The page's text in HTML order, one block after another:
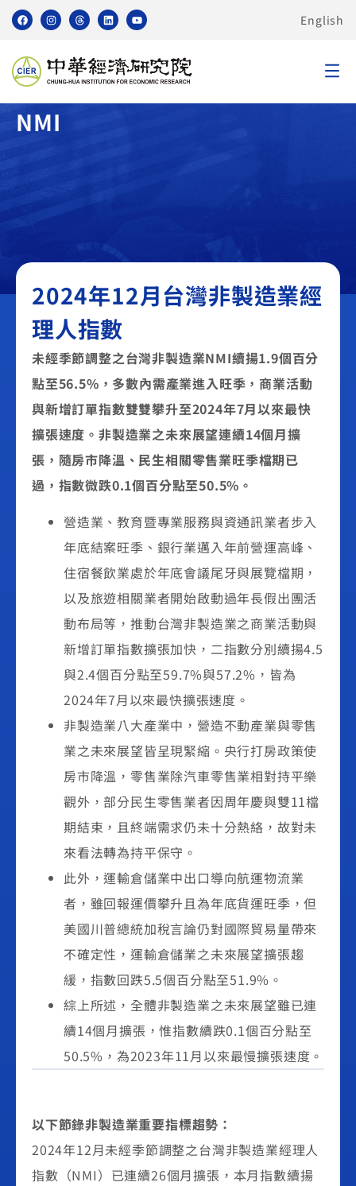
English
臺灣非製造業採購經理人指數
NMI
2024年12月台灣非製造業經
理人指數
未經季節調整之台灣非製造業NMI續揚1.9個百分
點至56.5%，多數內需產業進入旺季，商業活動
與新增訂單指數雙雙攀升至2024年7月以來最快
擴張速度。非製造業之未來展望連續14個月擴
張，隨房市降溫、民生相關零售業旺季檔期已
過，指數微跌0.1個百分點至50.5%。
營造業、教育暨專業服務與資通訊業者步入
年底結案旺季、銀行業邁入年前營運高峰、
住宿餐飲業處於年底會議尾牙與展覽檔期，
以及旅遊相關業者開始啟動過年長假出團活
動布局等，推動台灣非製造業之商業活動與
新增訂單指數擴張加快，二指數分別續揚4.5
與2.4個百分點至59.7%與57.2%，皆為
2024年7月以來最快擴張速度。
非製造業八大產業中，營造不動產業與零售
業之未來展望皆呈現緊縮。央行打房政策使
房市降溫，零售業除汽車零售業相對持平樂
觀外，部分民生零售業者因周年慶與雙11檔
期結束，且終端需求仍未十分熱絡，故對未
來看法轉為持平保守。
此外，運輸倉儲業中出口導向航運物流業
者，雖回報運價攀升且為年底貨運旺季，但
美國川普總統加稅言論仍對國際貿易量帶來
不確定性，運輸倉儲業之未來展望擴張趨
緩，指數回跌5.5個百分點至51.9%。
綜上所述，全體非製造業之未來展望雖已連
續14個月擴張，惟指數續跌0.1個百分點至
50.5%，為2023年11月以來最慢擴張速度。
以下節錄非製造業重要指標趨勢：
2024年12月未經季節調整之台灣非製造業經理人
指數（NMI）已連續26個月擴張，本月指數續揚